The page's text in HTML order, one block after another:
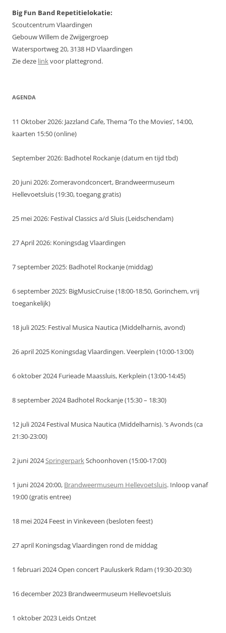
Big Fun Band Repetitielokatie:
Scoutcentrum Vlaardingen
Gebouw Willem de Zwijgergroep
Watersportweg 20, 3138 HD Vlaardingen
Zie deze linkvoor plattegrond.
AGENDA
11 Oktober 2026: Jazzland Cafe, Thema ‘To the Movies’, 14:00,
kaarten 15:50 (online)
September 2026: Badhotel Rockanje (datum en tijd tbd)
20 juni 2026: Zomeravondconcert, Brandweermuseum
Hellevoetsluis (19:30, toegang gratis)
25 mei 2026: Festival Classics a/d Sluis (Leidschendam)
27 April 2026: Koningsdag Vlaardingen
7 september 2025: Badhotel Rockanje (middag)
6 september 2025: BigMusicCruise (18:00-18:50, Gorinchem, vrij
toegankelijk)
18 juli 2025: Festival Musica Nautica (Middelharnis, avond)
26 april 2025 Koningsdag Vlaardingen. Veerplein (10:00-13:00)
6 oktober 2024 Furieade Maassluis, Kerkplein (13:00-14:45)
8 september 2024 Badhotel Rockanje (15:30 – 18:30)
12 juli 2024 Festival Musica Nautica (Middelharnis). ’s Avonds (ca
21:30-23:00)
2 juni 2024SpringerparkSchoonhoven (15:00-17:00)
1 juni 2024 20:00, Brandweermuseum Hellevoetsluis. Inloop vanaf
19:00 (gratis entree)
18 mei 2024 Feest in Vinkeveen (besloten feest)
27 april Koningsdag Vlaardingen rond de middag
1 februari 2024 Open concert Pauluskerk Rdam (19:30-20:30)
16 december 2023 Brandweermuseum Hellevoetsluis
1 oktober 2023 Leids Ontzet